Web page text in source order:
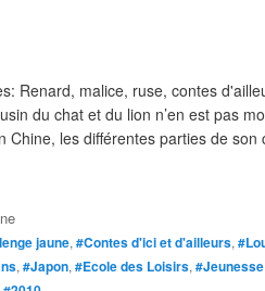
Renard, malice, ruse, contes
du chat et du lion n’en est pas
Chine, les différentes parties de son
jaune, #Contes d'ici et d'ailleurs,
, #Japon, #Ecole des Loisirs,